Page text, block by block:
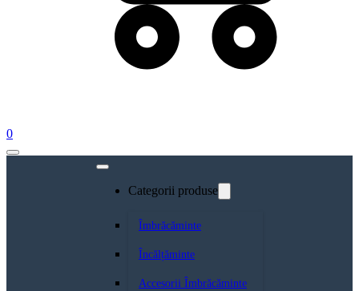
0
Categorii produse
Îmbrăcăminte
Încălțăminte
Accesorii Îmbrăcăminte